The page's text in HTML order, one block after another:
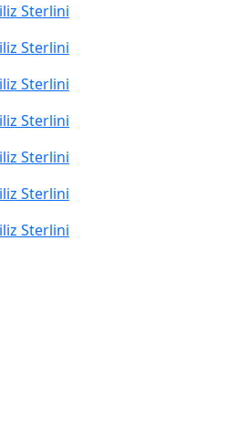
Sterlini
Sterlini
Sterlini
Sterlini
Sterlini
Sterlini
Sterlini